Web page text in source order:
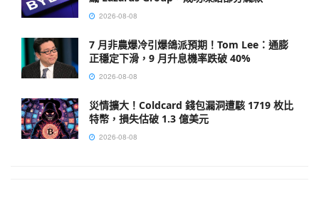
2026-08-08
7 月非農爆冷引爆鴿派預期！Tom Lee：通膨
正穩定下滑，9 月升息機率跌破 40%
2026-08-08
災情擴大！Coldcard 錢包漏洞遭駭 1719 枚比
特幣，損失估破 1.3 億美元
2026-08-08